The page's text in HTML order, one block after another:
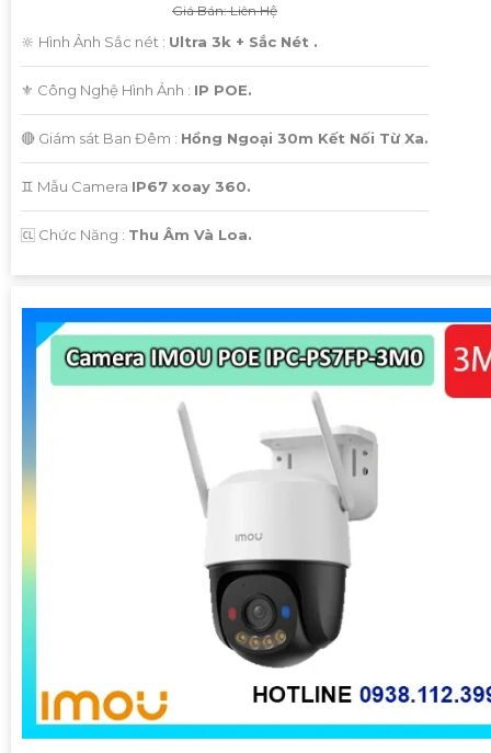
Giá Bán: Liên Hệ
🔆 Hình Ảnh Sắc nét : Ultra 3k + Sắc Nét .
⚜️ Công Nghệ Hình Ảnh : IP POE.
🔴 Giám sát Ban Đêm : Hồng Ngoại 30m Kết Nối Từ Xa.
♊ Mẫu Camera IP67 xoay 360.
️🆑 Chức Năng : Thu Âm Và Loa.